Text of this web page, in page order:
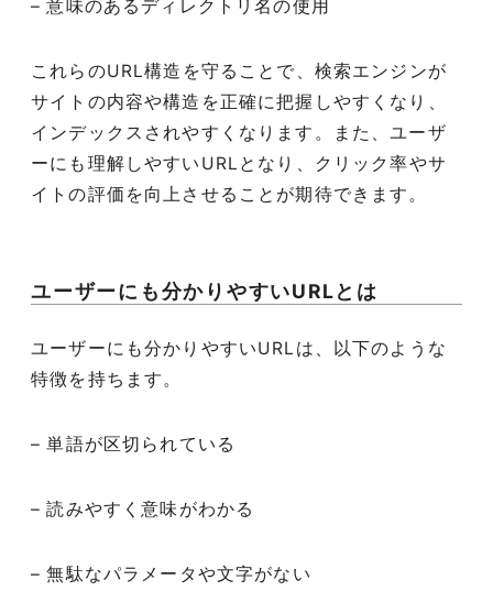
– 意味のあるディレクトリ名の使用
これらのURL構造を守ることで、検索エンジンが
サイトの内容や構造を正確に把握しやすくなり、
インデックスされやすくなります。また、ユーザ
ーにも理解しやすいURLとなり、クリック率やサ
イトの評価を向上させることが期待できます。
ユーザーにも分かりやすいURLとは
ユーザーにも分かりやすいURLは、以下のような
特徴を持ちます。
– 単語が区切られている
– 読みやすく意味がわかる
– 無駄なパラメータや文字がない